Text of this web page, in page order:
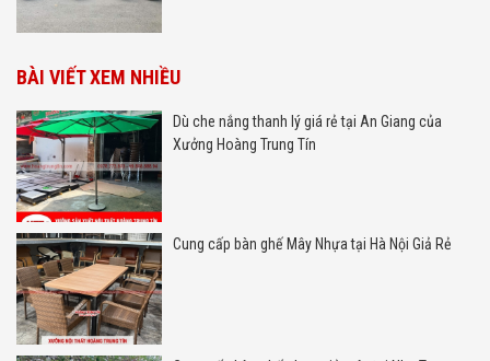
BÀI VIẾT XEM NHIỀU
Dù che nắng thanh lý giá rẻ tại An Giang của
Xưởng Hoàng Trung Tín
Cung cấp bàn ghế Mây Nhựa tại Hà Nội Giả Rẻ